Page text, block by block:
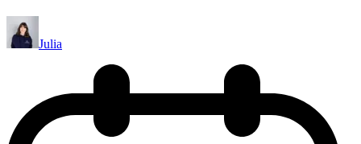
Julia